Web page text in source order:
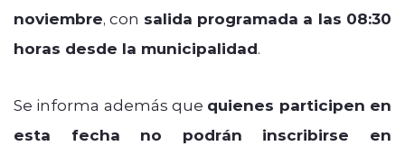
noviembre, con salida programada a las 08:30
horas desde la municipalidad.
Se informa además que quienes participen en
esta fecha no podrán inscribirse en